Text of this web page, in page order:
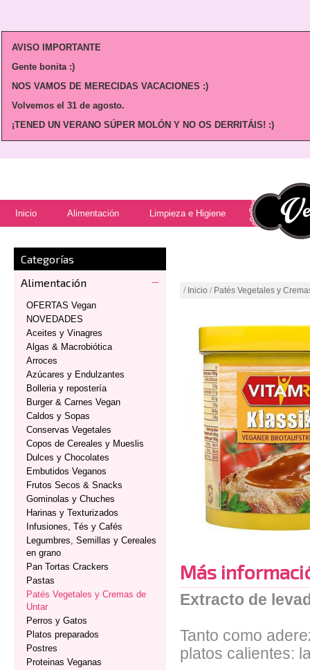
AVISO IMPORTANTE
Gente bonita :)
NOS VAMOS DE MERECIDAS VACACIONES :)
Volvemos el 31 de agosto.
¡TENED UN VERANO SÚPER MOLÓN Y NO OS DERRITÁIS! :)
Inicio Alimentación Limpieza e Higiene
Categorías
Alimentación
OFERTAS Vegan
NOVEDADES
Aceites y Vinagres
Algas & Macrobiótica
Arroces
Azúcares y Endulzantes
Bolleria y repostería
Burger & Carnes Vegan
Caldos y Sopas
Conservas Vegetales
Copos de Cereales y Mueslis
Dulces y Chocolates
Embutidos Veganos
Frutos Secos & Snacks
Gominolas y Chuches
Harinas y Texturizados
Infusiones, Tés y Cafés
Legumbres, Semillas y Cereales
en grano
Pan Tortas Crackers
Pastas
Patés Vegetales y Cremas de
Untar
Perros y Gatos
Platos preparados
Postres
Proteinas Veganas
/ Inicio / Patés Vegetales y
Más
Extracto de
Tanto como
platos calientes: